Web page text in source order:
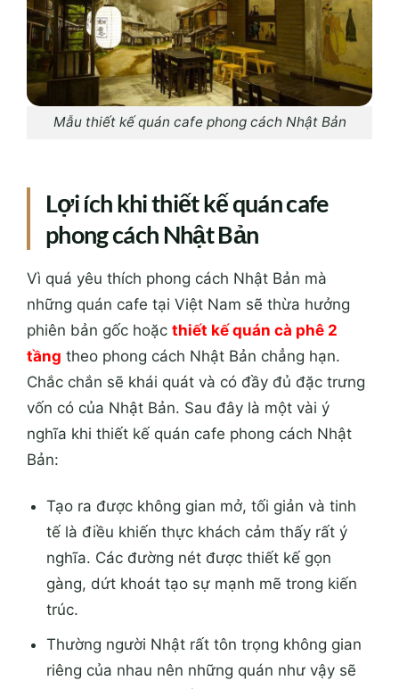
Mẫu thiết kế quán cafe phong cách Nhật Bản
Lợi ích khi thiết kế quán cafe
phong cách Nhật Bản
Vì quá yêu thích phong cách Nhật Bản mà
những quán cafe tại Việt Nam sẽ thừa hưởng
phiên bản gốc hoặc thiết kế quán cà phê 2
tầng theo phong cách Nhật Bản chẳng hạn.
Chắc chắn sẽ khái quát và có đầy đủ đặc trưng
vốn có của Nhật Bản. Sau đây là một vài ý
nghĩa khi thiết kế quán cafe phong cách Nhật
Bản:
Tạo ra được không gian mở, tối giản và tinh
tế là điều khiến thực khách cảm thấy rất ý
nghĩa. Các đường nét được thiết kế gọn
gàng, dứt khoát tạo sự mạnh mẽ trong kiến
trúc.
Thường người Nhật rất tôn trọng không gian
riêng của nhau nên những quán như vậy sẽ